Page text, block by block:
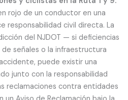
rojo de un conductor en una
responsabilidad civil directa. La
del NJDOT — si deficiencias
señales o la infraestructura
puede existir una
junto con la responsabilidad
reclamaciones contra entidades